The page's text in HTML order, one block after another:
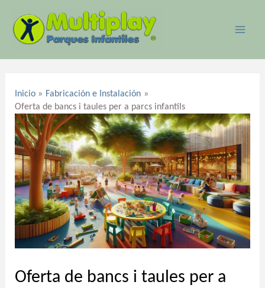
contenido
Inicio
Fabricación e Instalación
Oferta de bancs i taules per a parcs infantils
Oferta de bancs i taules per a
entradas